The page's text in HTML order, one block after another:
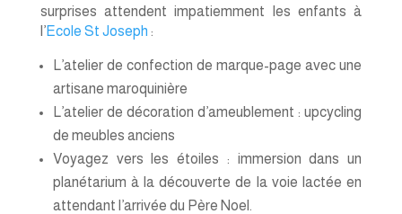
surprises attendent impatiemment les enfants à
l’Ecole St Joseph :
L’atelier de confection de marque-page avec une
artisane maroquinière
L’atelier de décoration d’ameublement : upcycling
de meubles anciens
Voyagez vers les étoiles : immersion dans un
planétarium à la découverte de la voie lactée en
attendant l’arrivée du Père Noel.